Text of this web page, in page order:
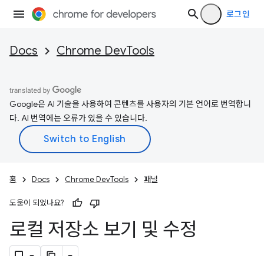
로그인
Docs Chrome DevTools
Google은 AI 기술을 사용하여 콘텐츠를 사용자의 기본 언어로 번역합니
다. AI 번역에는 오류가 있을 수 있습니다.
홈 Docs Chrome DevTools 패널
도움이 되었나요?
로컬 저장소 보기 및 수정